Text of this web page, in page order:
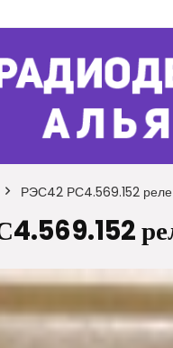
РЭС42 РС4.569.152 реле